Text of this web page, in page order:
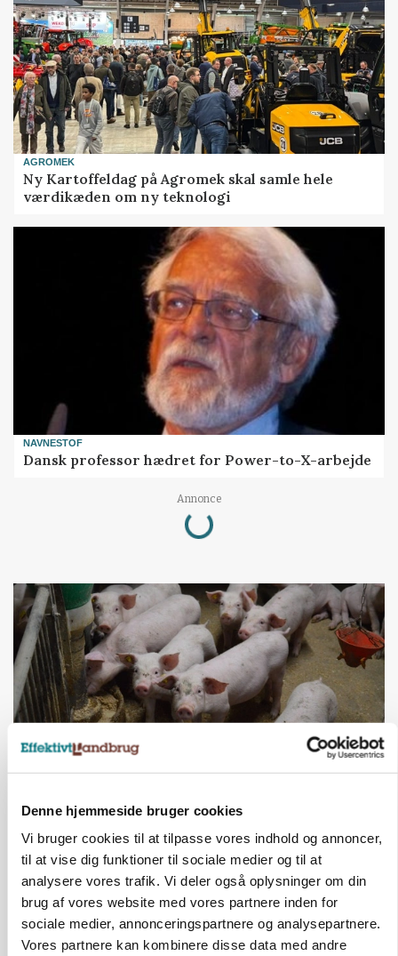
Denne hjemmeside bruger cookies
Vi bruger cookies til at tilpasse vores indhold og annoncer,
til at vise dig funktioner til sociale medier og til at
analysere vores trafik. Vi deler også oplysninger om din
brug af vores website med vores partnere inden for
sociale medier, annonceringspartnere og analysepartnere.
Vores partnere kan kombinere disse data med andre
AGROMEK
Ny Kartoffeldag på Agromek skal samle hele
værdikæden om ny teknologi
NAVNESTOF
Dansk professor hædret for Power-to-X-arbejde
Annonce
Loading...
Efter salg af 3.000 søer: Vestfynsk
opformeringsprofil afhænder jord for 85
millioner